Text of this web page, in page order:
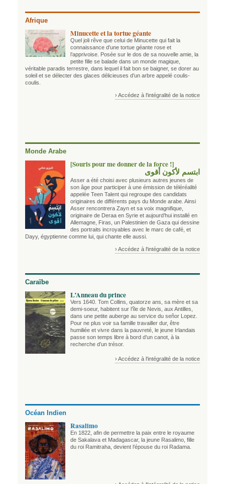
Afrique
Minucette et la tortue géante
Quel joli rêve que celui de Minucette qui fait la
connaissance d’une tortue géante rose et
l’apprivoise. Posée sur le dos de sa nouvelle amie, la
petite fille se balade dans un monde magique,
véritable paradis terrestre, dans lequel il fait bon se baigner, se dorer au
soleil et se délecter des glaces délicieuses d’un arbre appelé coulis-
coulis.
› Accédez à l'intégralité de la notice
Monde Arabe
[Souris pour me donner de la force !]
ابتسم لأكون أقوى
Asser a été choisi avec plusieurs autres jeunes de
son âge pour participer à une émission de téléréalité
appelée Teen Talent qui regroupe des candidats
originaires de différents pays du Monde arabe. Ainsi
Asser rencontrera Zayn et sa voix magnifique,
originaire de Deraa en Syrie et aujourd’hui installé en
Allemagne, Firas, un Palestinien de Gaza qui dessine
des portraits incroyables avec le marc de café, et
Dayy, égyptienne comme lui, qui chante elle aussi.
› Accédez à l'intégralité de la notice
Caraïbe
L’Anneau du prince
Vers 1640. Tom Collins, quatorze ans, sa mère et sa
demi-soeur, habitent sur l’île de Nevis, aux Antilles,
dans une petite auberge au service du señor Lopez.
Pour ne plus voir sa famille travailler dur, être
humiliée et vivre dans la pauvreté, le jeune Irlandais
passe son temps libre à bord d’un canot, à la
recherche d’un trésor.
› Accédez à l'intégralité de la notice
Océan Indien
Rasalimo
En 1822, afin de permettre la paix entre le royaume
de Sakalava et Madagascar, la jeune Rasalimo, fille
du roi Ramitraha, devient l’épouse du roi Radama.